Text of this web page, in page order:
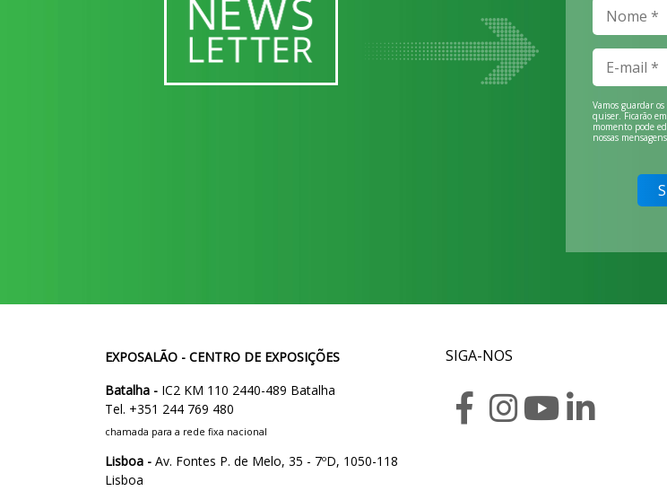
Vamos guardar
quiser. Ficarão
momento pode
nossas
EXPOSALÃO - CENTRO DE EXPOSIÇÕES
Batalha - IC2 KM 110 2440-489 Batalha
Tel. +351 244 769 480
chamada para a rede fixa nacional
Lisboa - Av. Fontes P. de Melo, 35 - 7ºD, 1050-118
Lisboa
SIGA-NOS